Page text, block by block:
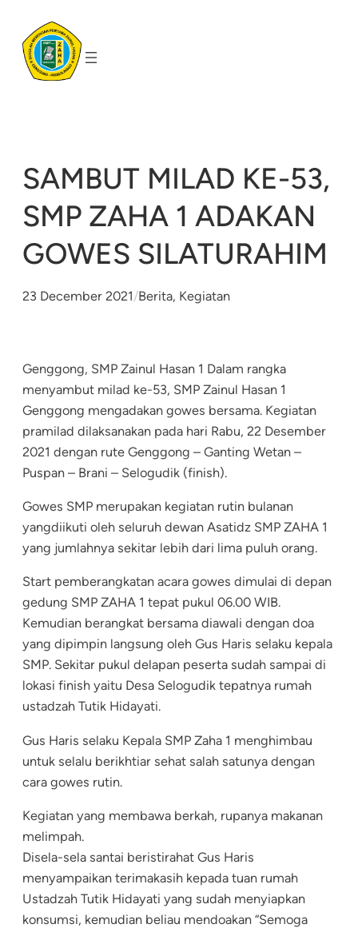
content
SAMBUT MILAD KE-53,
SMP ZAHA 1 ADAKAN
GOWES SILATURAHIM
23 December 2021/Berita, Kegiatan
Genggong, SMP Zainul Hasan 1 Dalam rangka
menyambut milad ke-53, SMP Zainul Hasan 1
Genggong mengadakan gowes bersama. Kegiatan
pramilad dilaksanakan pada hari Rabu, 22 Desember
2021 dengan rute Genggong – Ganting Wetan –
Puspan – Brani – Selogudik (finish).
Gowes SMP merupakan kegiatan rutin bulanan
yangdiikuti oleh seluruh dewan Asatidz SMP ZAHA 1
yang jumlahnya sekitar lebih dari lima puluh orang.
Start pemberangkatan acara gowes dimulai di depan
gedung SMP ZAHA 1 tepat pukul 06.00 WIB.
Kemudian berangkat bersama diawali dengan doa
yang dipimpin langsung oleh Gus Haris selaku kepala
SMP. Sekitar pukul delapan peserta sudah sampai di
lokasi finish yaitu Desa Selogudik tepatnya rumah
ustadzah Tutik Hidayati.
Gus Haris selaku Kepala SMP Zaha 1 menghimbau
untuk selalu berikhtiar sehat salah satunya dengan
cara gowes rutin.
Kegiatan yang membawa berkah, rupanya makanan
melimpah.
Disela-sela santai beristirahat Gus Haris
menyampaikan terimakasih kepada tuan rumah
Ustadzah Tutik Hidayati yang sudah menyiapkan
konsumsi, kemudian beliau mendoakan “Semoga